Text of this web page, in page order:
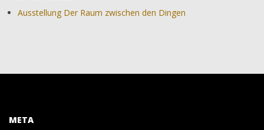
Ausstellung Der Raum zwischen den Dingen
META